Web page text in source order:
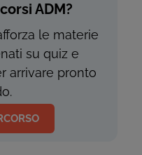
ADM?
le materie
su quiz e
arrivare pronto